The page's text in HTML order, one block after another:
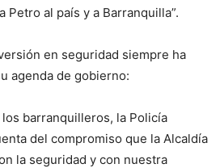
Petro al país y a Barranquilla”.
en seguridad siempre ha
agenda de gobierno:
barranquilleros, la Policía
del compromiso que la Alcaldía
la seguridad y con nuestra